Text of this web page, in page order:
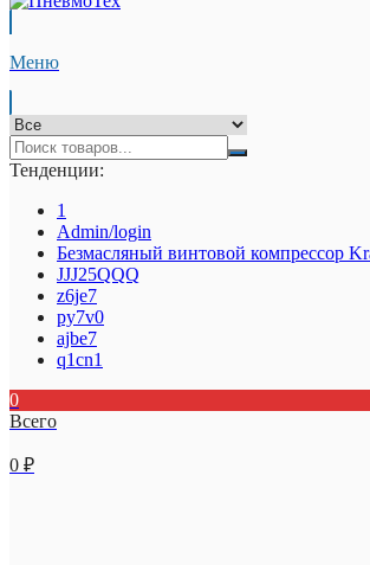
Меню
Тенденции:
1
Admin/login
Безмасляный винтовой компрессор
JJJ25QQQ
z6je7
py7v0
ajbe7
q1cn1
0
Всего
0 ₽